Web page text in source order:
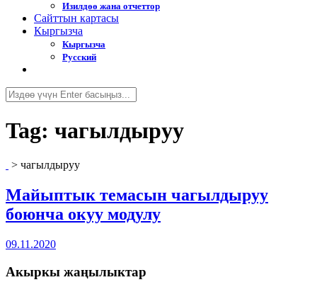
Изилдөө жана отчеттор
Cайттын картасы
Кыргызча
Кыргызча
Русский
Tag: чагылдыруу
> чагылдыруу
Майыптык темасын чагылдыруу
боюнча окуу модулу
09.11.2020
Акыркы жаңылыктар